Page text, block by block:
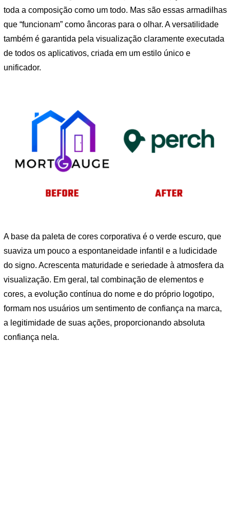
toda a composição como um todo. Mas são essas armadilhas
que “funcionam” como âncoras para o olhar. A versatilidade
também é garantida pela visualização claramente executada
de todos os aplicativos, criada em um estilo único e
unificador.
A base da paleta de cores corporativa é o verde escuro, que
suaviza um pouco a espontaneidade infantil e a ludicidade
do signo. Acrescenta maturidade e seriedade à atmosfera da
visualização. Em geral, tal combinação de elementos e
cores, a evolução contínua do nome e do próprio logotipo,
formam nos usuários um sentimento de confiança na marca,
a legitimidade de suas ações, proporcionando absoluta
confiança nela.